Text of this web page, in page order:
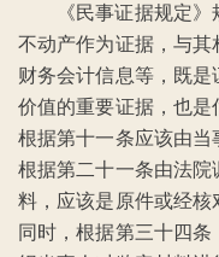
《民事证据规定
不动产作为证据，与其
财务会计信息等，既是
价值的重要证据，也是
根据第十一条应该由当
根据第二十一条由法院
料，应该是原件或经核
同时，根据第三十四条